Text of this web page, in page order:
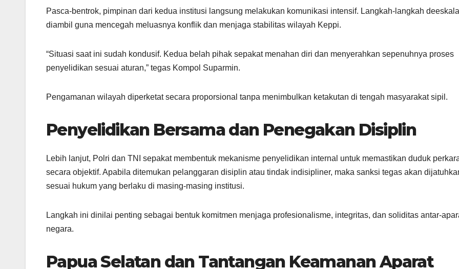
Pasca-bentrok, pimpinan dari kedua institusi langsung melakukan komunikasi intensif. Langkah-langkah
diambil guna mencegah meluasnya konflik dan menjaga stabilitas wilayah Keppi.
“Situasi saat ini sudah kondusif. Kedua belah pihak sepakat menahan diri dan menyerahkan sepenuhnya proses
penyelidikan sesuai aturan,” tegas Kompol Suparmin.
Pengamanan wilayah diperketat secara proporsional tanpa menimbulkan ketakutan di tengah masyarakat sipil.
Penyelidikan Bersama dan Penegakan Disiplin
Lebih lanjut, Polri dan TNI sepakat membentuk mekanisme penyelidikan internal untuk memastikan duduk
secara objektif. Apabila ditemukan pelanggaran disiplin atau tindak indisipliner, maka sanksi tegas akan
sesuai hukum yang berlaku di masing-masing institusi.
Langkah ini dinilai penting sebagai bentuk komitmen menjaga profesionalisme, integritas, dan soliditas antar-
negara.
Papua Selatan dan Tantangan Keamanan Aparat